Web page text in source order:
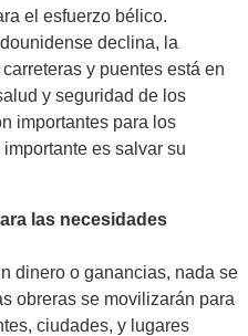
el esfuerzo bélico.
declina, la
y puentes está en
y seguridad de los
importantes para los
es salvar su
las necesidades
dinero o ganancias, nada se
obreras se movilizarán para
ciudades, y lugares